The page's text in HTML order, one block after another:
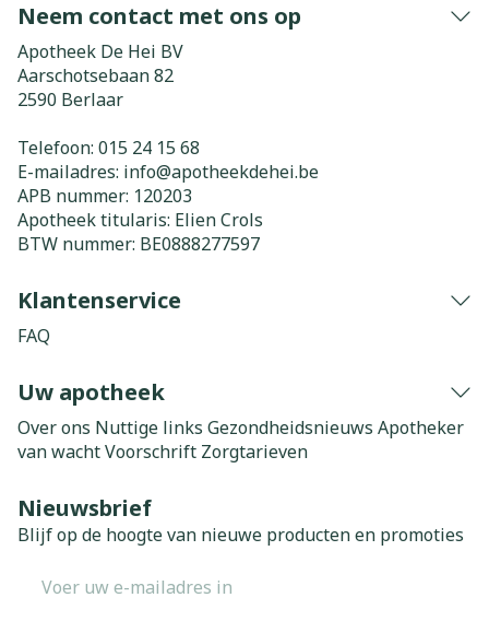
Neem contact met ons op
Apotheek De Hei BV
Aarschotsebaan 82
2590 Berlaar
Telefoon: 015 24 15 68
E-mailadres: info@apotheekdehei.be
APB nummer: 120203
Apotheek titularis: Elien Crols
BTW nummer: BE0888277597
Klantenservice
FAQ
Uw apotheek
Over ons Nuttige links Gezondheidsnieuws Apotheker
van wachtVoorschrift Zorgtarieven
Nieuwsbrief
Blijf op de hoogte van nieuwe producten en promoties